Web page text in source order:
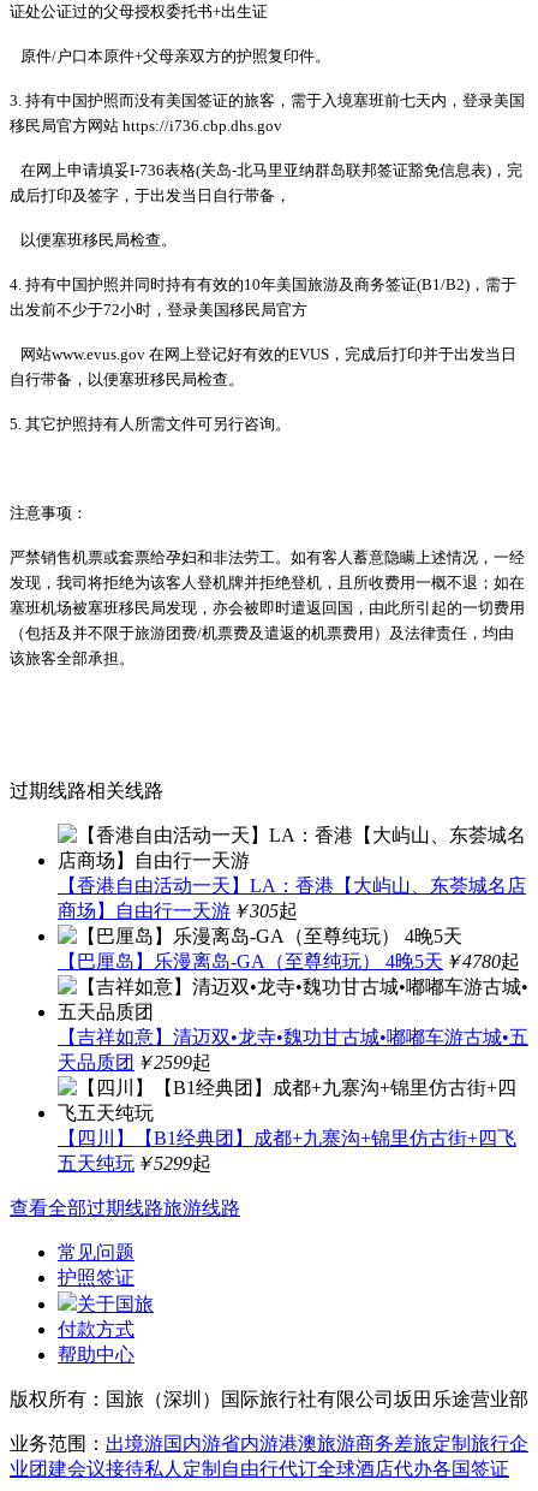
证处公证过的父母授权委托书+出生证
原件/ 户口本原件+父母亲双方的护照复印件。
3. 持有中 国护照而没有美国签证的旅客，需于入境塞班前七天内 ，登录美国
移民局官方网站 https://i736.cbp.dhs.gov
在网上申请填妥I-736表格(关岛-北马里亚纳群岛联邦签证豁免信息表) ，完
成后打印及签字，于出发当日自行带备，
以便塞班移民局检查。
4. 持有中国护照并同时持有有效的10年美国旅游及商务签证(B1/B2) ，需于
出发前不少于72小时，登录美国移民局官方
网站www.evus.gov 在网上登记好有效的EVUS ，完成后打印并于出发当日
自行带备，以便塞班移民局检查。
5. 其它护照持有人所需文件可另行咨询。
注意事项 ：
严禁销售机票或套票给孕妇和非法劳工。如有客人蓄意隐瞒上述情况，一经
发现，我司将拒绝为该客人登机牌并拒绝登机，且所收费用一概不退；如在
塞班机场被塞班移民局发现，亦会被即时遣返回国，由此所引起的一切费用
（包括及并不限于旅游团费/机票费及遣返的机票费用）及法律责任，均由
该旅客全部承担。
过期线路相关线路
【香港自由活动一天】LA：香港【大屿山、东荟城名店
商场】自由行一天游 ￥305起
【巴厘岛】乐漫离岛-GA（至尊纯玩） 4晚5天 ￥4780起
【吉祥如意】清迈双•龙寺•魏功甘古城•嘟嘟车游古城•五
天品质团 ￥2599起
【四川】【B1经典团】成都+九寨沟+锦里仿古街+四飞
五天纯玩 ￥5299起
查看全部过期线路旅游线路
常见问题
护照签证
关于国旅
付款方式
帮助中心
版权所有：国旅（深圳）国际旅行社有限公司坂田乐途营业部
业务范围： 出境游国内游省内游港澳旅游商务差旅定制旅行企
业团建会议接待私人定制 自由行代订全球酒店代办各国签证